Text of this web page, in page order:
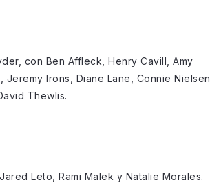
con Ben Affleck, Henry Cavill, Amy
Irons, Diane Lane, Connie Nielsen,
Thewlis.
Leto, Rami Malek y Natalie Morales.